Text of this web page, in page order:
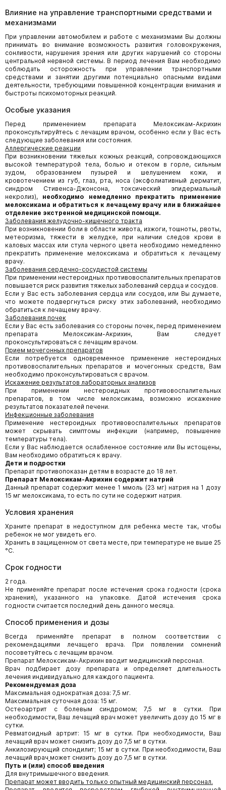
Влияние на управление транспортными средствами и
механизмами
При управлении автомобилем и работе с механизмами Вы должны
принимать во внимание возможность развития головокружения,
сонливости, нарушения зрения или других нарушений со стороны
центральной нервной системы. В период лечения Вам необходимо
соблюдать осторожность при управлении транспортными
средствами и занятии другими потенциально опасными видами
деятельности, требующими повышенной концентрации внимания и
быстроты психомоторных реакций.
Особые указания
Перед применением препарата Мелоксикам-Акрихин
проконсультируйтесь с лечащим врачом, особенно если у Вас есть
следующие заболевания или состояния.
Аллергические реакции
При возникновении тяжелых кожных реакций, сопровождающихся
высокой температурой тела, болью и отеком в горле, сильным
зудом, образованием пузырей и шелушением кожи, и
кровотечением из губ, глаз, рта, носа (эксфолиативный дерматит,
синдром Стивенса-Джонсона, токсический эпидермальный
некролиз), необходимо немедленно прекратить применение
мелоксикама и обратиться к лечащему врачу или в ближайшее
отделение экстренной медицинской помощи.
Заболевания желудочно-кишечного тракта
При возникновении боли в области живота, изжоги, тошноты, рвоты,
метеоризма, тяжести в желудке, при наличии следов крови в
каловых массах или стула черного цвета необходимо немедленно
прекратить применение мелоксикама и обратиться к лечащему
врачу.
Заболевания сердечно-сосудистой системы
При применении нестероидных противовоспалительных препаратов
повышается риск развития тяжелых заболеваний сердца и сосудов.
Если у Вас есть заболевания сердца или сосудов, или Вы думаете,
что можете подвергнуться риску этих заболеваний, необходимо
обратиться к лечащему врачу.
Заболевания почек
Если у Вас есть заболевания со стороны почек, перед применением
препарата Мелоксикам-Акрихин, Вам следует
проконсультироваться с лечащим врачом.
Прием мочегонных препаратов
Если потребуется одновременное применение нестероидных
противовоспалительных препаратов и мочегонных средств, Вам
необходимо проконсультироваться с врачом.
Искажение результатов лабораторных анализов
При применении нестероидных противовоспалительных
препаратов, в том числе мелоксикама, возможно искажение
результатов показателей печени.
Инфекционные заболевания
Применение нестероидных противовоспалительных препаратов
может скрывать симптомы инфекции (например, повышение
температуры тела).
Если у Вас наблюдается ослабленное состояние или Вы истощены,
Вам необходимо обратиться к врачу.
Дети и подростки
Препарат противопоказан детям в возрасте до 18 лет.
Препарат Мелоксикам-Акрихин содержит натрий
Данный препарат содержит менее 1 ммоль (23 мг) натрия на 1 дозу
15 мг мелоксикама, то есть по сути не содержит натрия.
Условия хранения
Храните препарат в недоступном для ребенка месте так, чтобы
ребенок не мог увидеть его.
Хранить в защищенном от света месте, при температуре не выше 25
°C.
Срок годности
2 года.
Не применяйте препарат после истечения срока годности (срока
хранения), указанного на упаковке. Датой истечения срока
годности считается последний день данного месяца.
Способ применения и дозы
Всегда применяйте препарат в полном соответствии с
рекомендациями лечащего врача. При появлении сомнений
посоветуйтесь с лечащим врачом.
Препарат Мелоксикам-Акрихин вводит медицинский персонал.
Врач подбирает дозу препарата и определяет длительность
лечения индивидуально для каждого пациента.
Рекомендуемая доза
Максимальная однократная доза: 7,5 мг.
Максимальная суточная доза: 15 мг.
Остеоартрит с болевым синдромом; 7,5 мг в сутки. При
необходимости, Ваш лечащий врач может увеличить дозу до 15 мг в
сутки.
Ревматоидный артрит: 15 мг в сутки. При необходимости, Ваш
лечащий врач может снизить дозу до 7,5 мг в сутки.
Анкилозирующий спондилит; 15 мг в сутки. При необходимости, Ваш
лечащий врач может снизить дозу до 7,5 мг в сутки.
Путь и (или) способ введения
Для внутримышечного введения.
Препарат может вводить только опытный медицинский персонал.